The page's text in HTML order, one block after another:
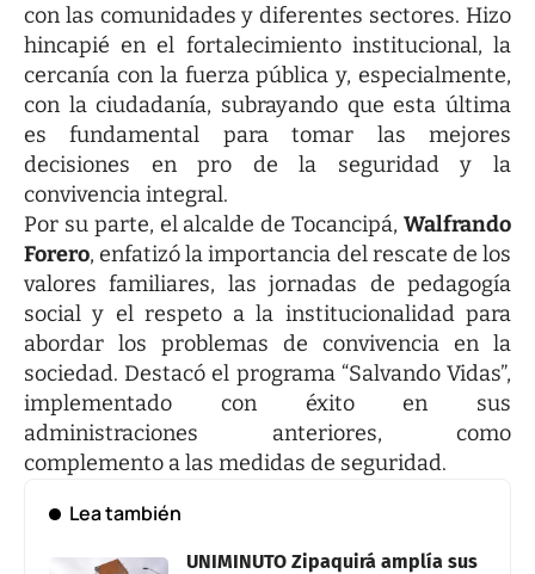
con las comunidades y diferentes sectores. Hizo
hincapié en el fortalecimiento institucional, la
cercanía con la fuerza pública y, especialmente,
con la ciudadanía, subrayando que esta última
es fundamental para tomar las mejores
decisiones en pro de la seguridad y la
convivencia integral.
Por su parte, el alcalde de Tocancipá, Walfrando
Forero, enfatizó la importancia del rescate de los
valores familiares, las jornadas de pedagogía
social y el respeto a la institucionalidad para
abordar los problemas de convivencia en la
sociedad. Destacó el programa “Salvando Vidas”,
implementado con éxito en sus
administraciones anteriores, como
complemento a las medidas de seguridad.
Lea también
UNIMINUTO Zipaquirá amplía sus